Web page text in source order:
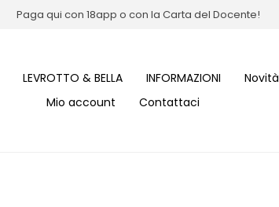
Paga qui con 18app o con la Carta del Docente!
LEVROTTO & BELLA INFORMAZIONI
Novità
Mio account
Contattaci